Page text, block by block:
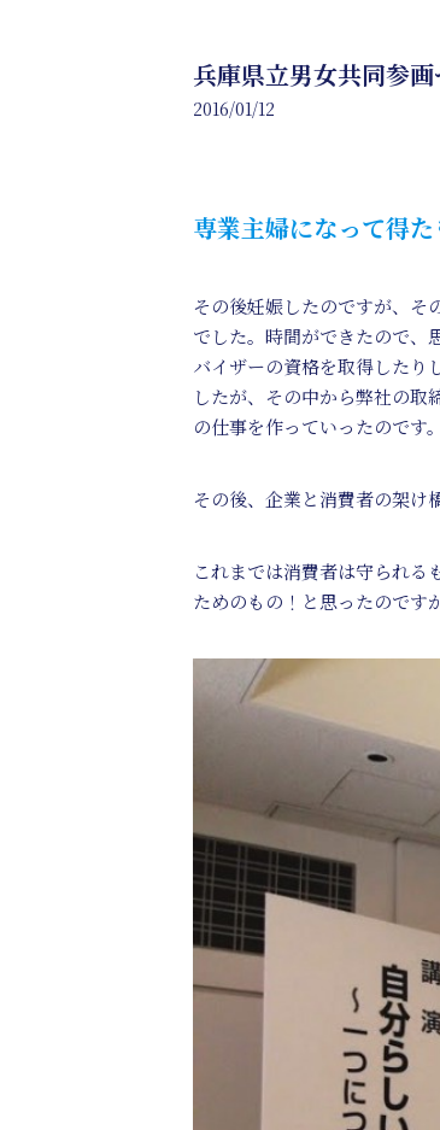
兵庫県立男女共同参
2016/01/12
専業主婦になって得た
その後妊娠したのですが、そ
でした。時間ができたので、
バイザーの資格を取得したり
したが、その中から弊社の
の仕事を作っていったのです。
その後、企業と消費者の架け
これまでは消費者は守られ
ためのもの！と思ったのです